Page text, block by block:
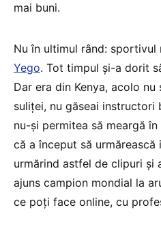
mai buni.
Nu în ultimul rând: sportivul
Yego. Tot timpul și-a dorit
Dar era din Kenya, acolo
suliței, nu găseai instructori
nu-și permitea să meargă
că a început să urmărească
urmărind astfel de clipuri și
ajuns campion mondial la
ce poți face online, cu